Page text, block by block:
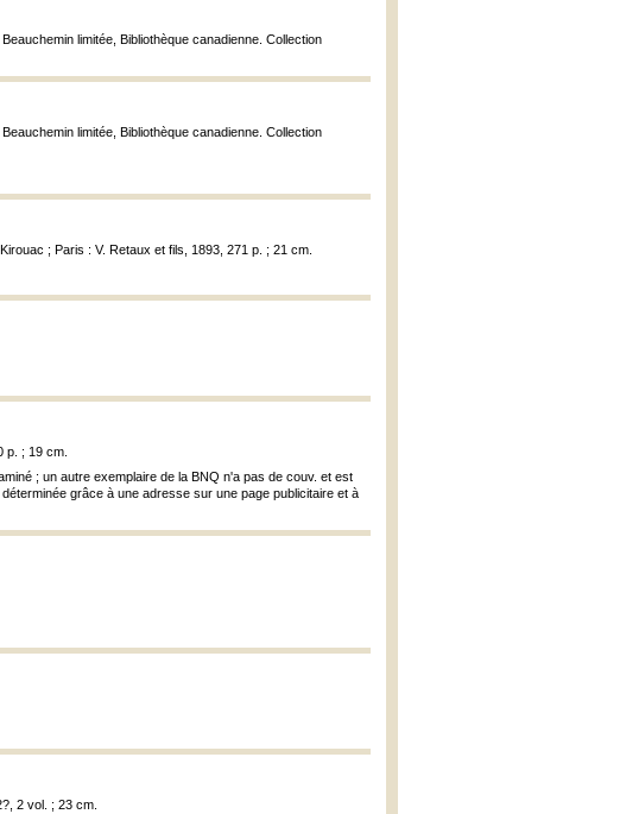
Beauchemin limitée, Bibliothèque canadienne. Collection
Beauchemin limitée, Bibliothèque canadienne. Collection
; Paris : V. Retaux et fils, 1893, 271 p. ; 21 cm.
p. ; 19 cm.
; un autre exemplaire de la BNQ n'a pas de couv. et est
grâce à une adresse sur une page publicitaire et à
2 vol. ; 23 cm.